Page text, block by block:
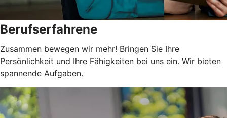
Berufserfahrene
Zusammen bewegen wir mehr! Bringen Sie Ihre
Persönlichkeit und Ihre Fähigkeiten bei uns ein. Wir bieten
spannende Aufgaben.